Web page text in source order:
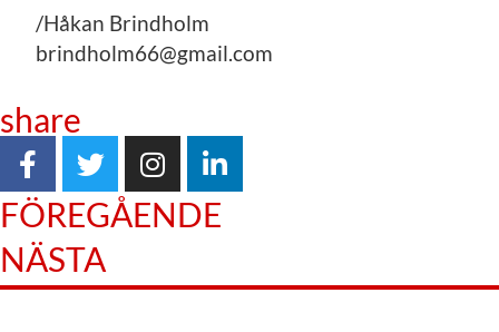
/Håkan Brindholm
brindholm66@gmail.com
share
FÖREGÅENDE
NÄSTA